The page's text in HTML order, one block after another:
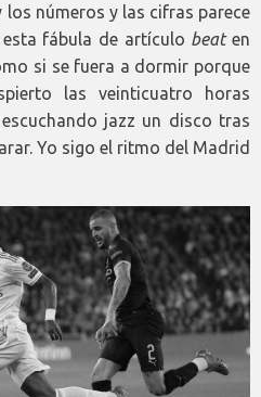
números y las cifras parece
fábula de artículo beaten
si se fuera a dormir porque
las veinticuatro horas
jazz un disco tras
Yo sigo el ritmo del Madrid